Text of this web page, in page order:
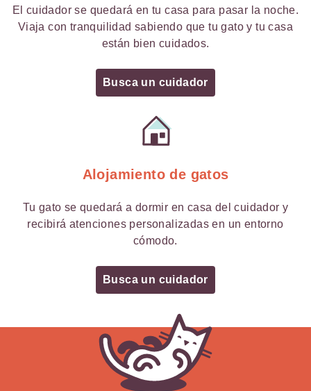
El cuidador se quedará en tu casa para pasar la noche.
Viaja con tranquilidad sabiendo que tu gato y tu casa
están bien cuidados.
Busca un cuidador
Alojamiento de gatos
Tu gato se quedará a dormir en casa del cuidador y
recibirá atenciones personalizadas en un entorno
cómodo.
Busca un cuidador